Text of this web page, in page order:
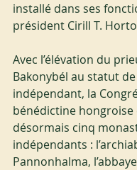
installé dans ses
président Cirill T.
Avec l’élévation du
Bakonybél au statut
indépendant, la
bénédictine
désormais cinq
indépendants :
Pannonhalma,